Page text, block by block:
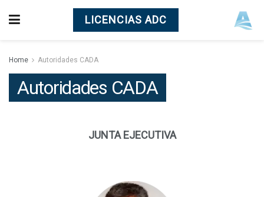
LICENCIAS ADC
Home Autoridades CADA
Autoridades CADA
JUNTA EJECUTIVA